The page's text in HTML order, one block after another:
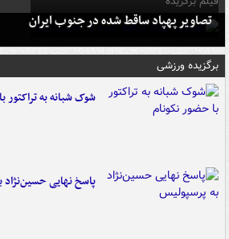
تصاویر پهپاد ساقط شده در جنوب ایران
برگزیده ورزشی
شوک شبانه به تراکتور
پاسخ نهایی حسین‌نژاد